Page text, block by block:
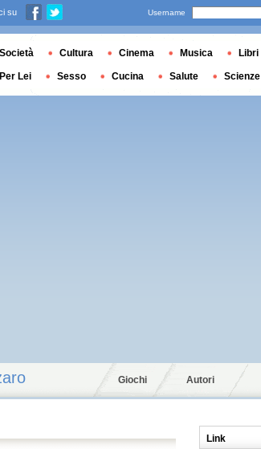
Giochi Autori
Link
su Username
Società Cultura Cinema Musica Libri
Per Lei Sesso Cucina Salute Scienze